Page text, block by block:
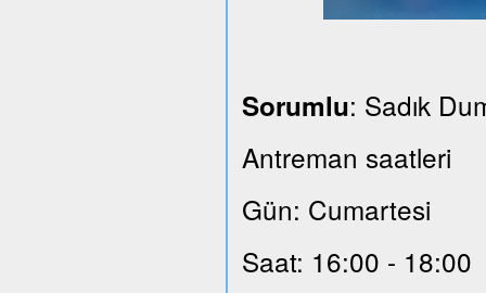
Sorumlu: Sadık
Antreman saatleri
Gün: Cumartesi
Saat: 16:00 - 18:00